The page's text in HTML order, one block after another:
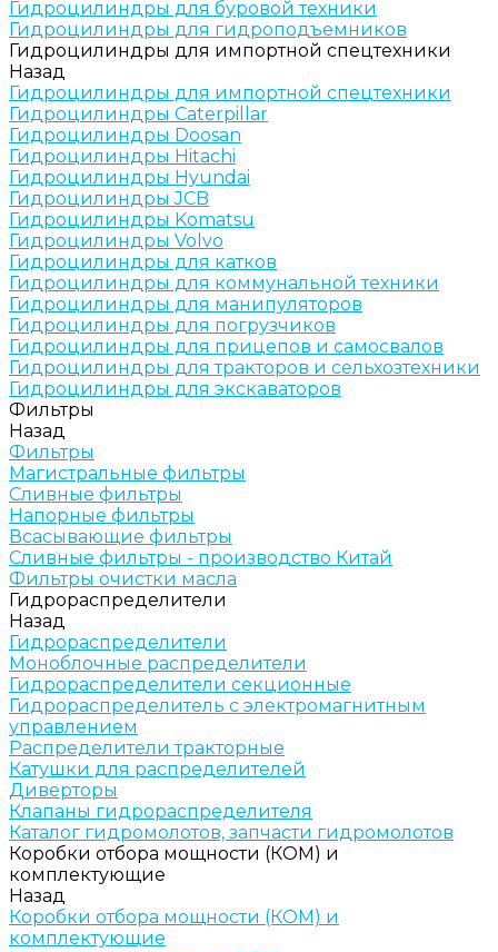
Гидроцилиндры для буровой техники
Гидроцилиндры для гидроподъемников
Гидроцилиндры для импортной спецтехники
Назад
Гидроцилиндры для импортной спецтехники
Гидроцилиндры Caterpillar
Гидроцилиндры Doosan
Гидроцилиндры Hitachi
Гидроцилиндры Hyundai
Гидроцилиндры JCB
Гидроцилиндры Komatsu
Гидроцилиндры Volvo
Гидроцилиндры для катков
Гидроцилиндры для коммунальной техники
Гидроцилиндры для манипуляторов
Гидроцилиндры для погрузчиков
Гидроцилиндры для прицепов и самосвалов
Гидроцилиндры для тракторов и сельхозтехники
Гидроцилиндры для экскаваторов
Фильтры
Назад
Фильтры
Магистральные фильтры
Сливные фильтры
Напорные фильтры
Всасывающие фильтры
Сливные фильтры - производство Китай
Фильтры очистки масла
Гидрораспределители
Назад
Гидрораспределители
Моноблочные распределители
Гидрораспределители секционные
Гидрораспределитель с электромагнитным
управлением
Распределители тракторные
Катушки для распределителей
Диверторы
Клапаны гидрораспределителя
Каталог гидромолотов, запчасти гидромолотов
Коробки отбора мощности (КОМ) и
комплектующие
Назад
Коробки отбора мощности (КОМ) и
комплектующие